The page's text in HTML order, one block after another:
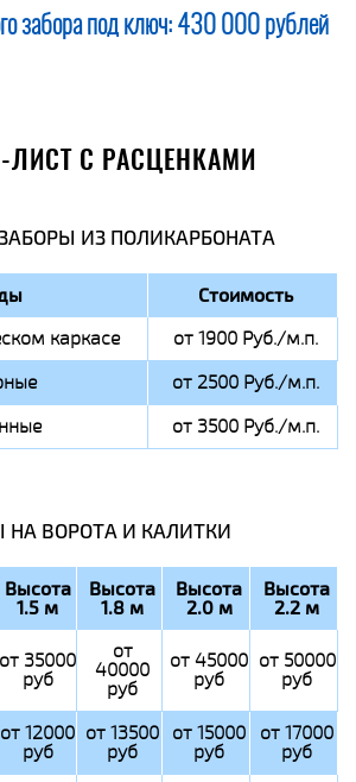
забора под ключ: 430 000 рублей
ЛИСТ С РАСЦЕНКАМИ
ИЗ ПОЛИКАРБОНАТА
Стоимость
каркасе
от 1900 Руб./м.п.
от 2500 Руб./м.п.
от 3500 Руб./м.п.
НА ВОРОТА И КАЛИТКИ
Высота
1.5 м
Высота
1.8 м
Высота
2.0 м
Высота
2.2 м
от 35000
руб
от
40000
руб
от 45000
руб
от 50000
руб
от 12000
руб
от 13500
руб
от 15000
руб
от 17000
руб